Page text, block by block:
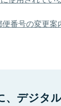
番号の変更案
、デジタ